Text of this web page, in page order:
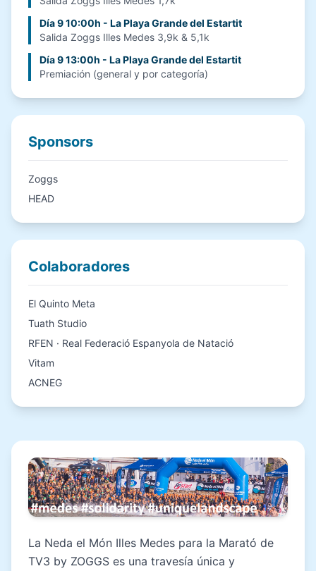
Día 9 10:00h - La Playa Grande del Estartit
Salida Zoggs Illes Medes 3,9k & 5,1k
Día 9 13:00h - La Playa Grande del Estartit
Premiación (general y por categoría)
Sponsors
Zoggs
HEAD
Colaboradores
El Quinto Meta
Tuath Studio
RFEN · Real Federació Espanyola de Natació
Vitam
ACNEG
La Neda el Món Illes Medes para la Marató de
TV3 by ZOGGS es una travesía única y